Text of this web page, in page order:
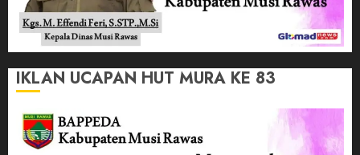
IKLAN UCAPAN HUT MURA KE 83